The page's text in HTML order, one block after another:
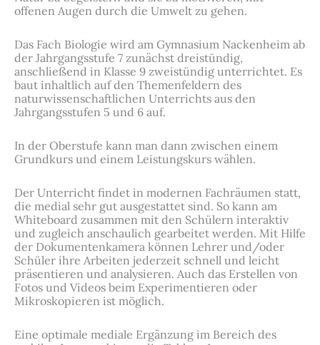
offenen Augen durch die Umwelt zu gehen.
Das Fach Biologie wird am Gymnasium Nackenheim ab
der Jahrgangsstufe 7 zunächst dreistündig,
anschließend in Klasse 9 zweistündig unterrichtet. Es
baut inhaltlich auf den Themenfeldern des
naturwissenschaftlichen Unterrichts aus den
Jahrgangsstufen 5 und 6 auf.
In der Oberstufe kann man dann zwischen einem
Grundkurs und einem Leistungskurs wählen.
Der Unterricht findet in modernen Fachräumen statt,
die medial sehr gut ausgestattet sind. So kann am
Whiteboard zusammen mit den Schülern interaktiv
und zugleich anschaulich gearbeitet werden. Mit Hilfe
der Dokumentenkamera können Lehrer und/oder
Schüler ihre Arbeiten jederzeit schnell und leicht
präsentieren und analysieren. Auch das Erstellen von
Fotos und Videos beim Experimentieren oder
Mikroskopieren ist möglich.
Eine optimale mediale Ergänzung im Bereich des